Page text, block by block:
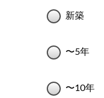
新築
〜5年
〜10年